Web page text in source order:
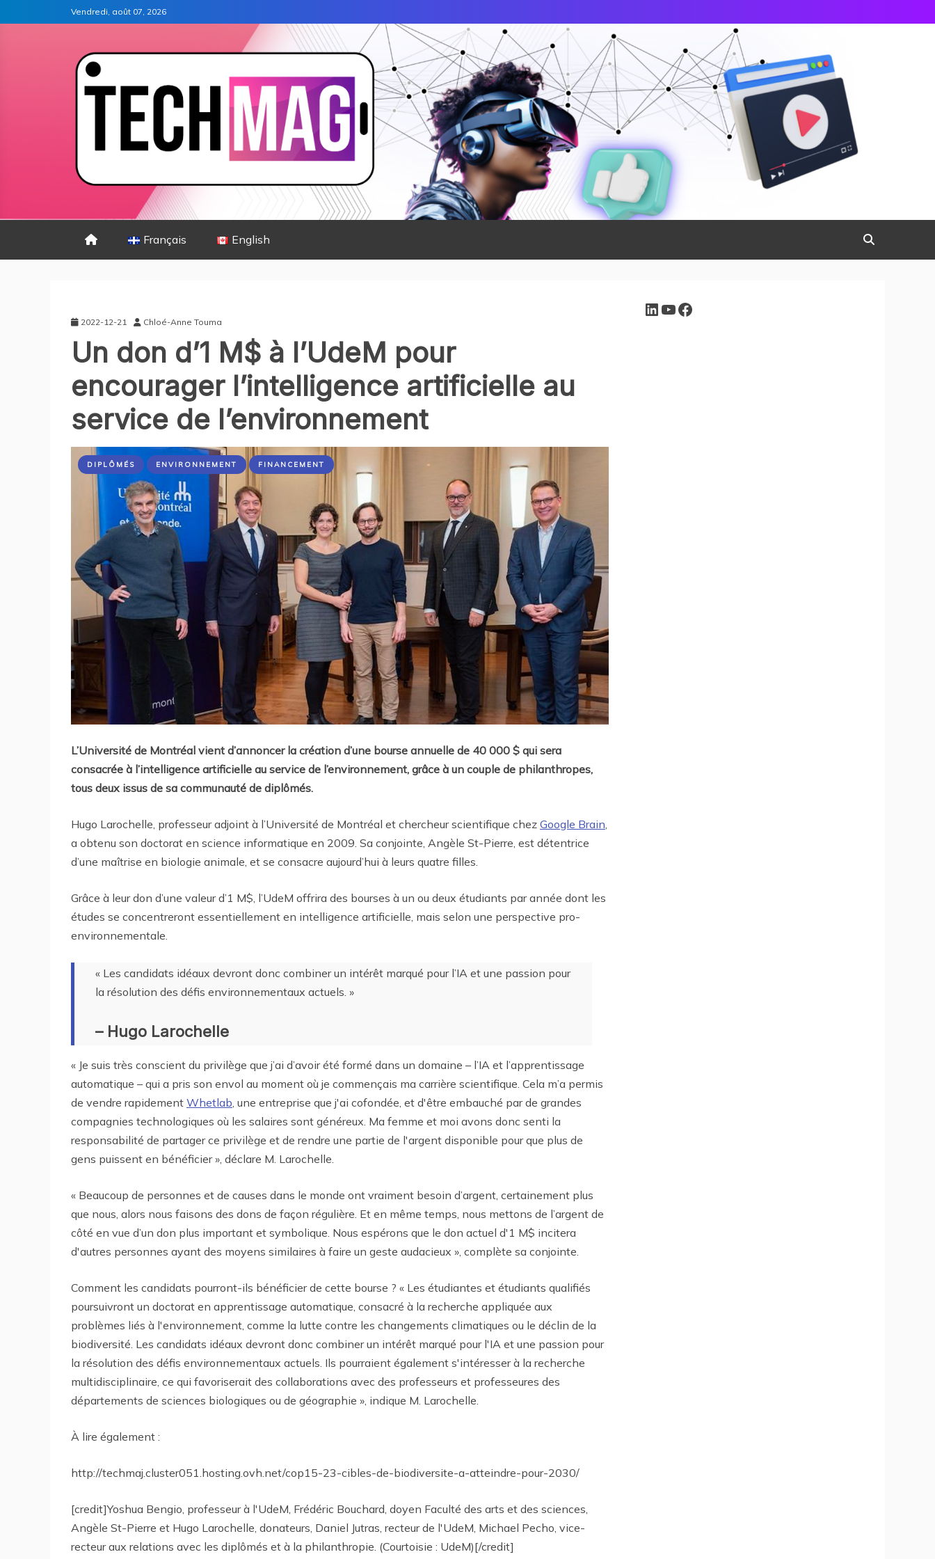
Vendredi, août 07, 2026
Français English
2022-12-21 Chloé-Anne Touma
Un don d’1 M$ à l’UdeM pour
encourager l’intelligence artificielle au
service de l’environnement
DIPLÔMÉS ENVIRONNEMENT FINANCEMENT
L’Université de Montréal vient d’annoncer la création d’une bourse annuelle de 40 000 $ qui sera
consacrée à l’intelligence artificielle au service de l’environnement, grâce à un couple de philanthropes,
tous deux issus de sa communauté de diplômés.
Hugo Larochelle, professeur adjoint à l’Université de Montréal et chercheur scientifique chez Google Brain,
a obtenu son doctorat en science informatique en 2009. Sa conjointe, Angèle St-Pierre, est détentrice
d’une maîtrise en biologie animale, et se consacre aujourd’hui à leurs quatre filles.
Grâce à leur don d’une valeur d’1 M$, l’UdeM offrira des bourses à un ou deux étudiants par année dont les
études se concentreront essentiellement en intelligence artificielle, mais selon une perspective pro-
environnementale.
« Les candidats idéaux devront donc combiner un intérêt marqué pour l’IA et une passion pour
la résolution des défis environnementaux actuels. »
– Hugo Larochelle
« Je suis très conscient du privilège que j’ai d’avoir été formé dans un domaine – l’IA et l’apprentissage
automatique – qui a pris son envol au moment où je commençais ma carrière scientifique. Cela m’a permis
de vendre rapidement Whetlab, une entreprise que j'ai cofondée, et d'être embauché par de grandes
compagnies technologiques où les salaires sont généreux. Ma femme et moi avons donc senti la
responsabilité de partager ce privilège et de rendre une partie de l'argent disponible pour que plus de
gens puissent en bénéficier », déclare M. Larochelle.
« Beaucoup de personnes et de causes dans le monde ont vraiment besoin d’argent, certainement plus
que nous, alors nous faisons des dons de façon régulière. Et en même temps, nous mettons de l’argent de
côté en vue d’un don plus important et symbolique. Nous espérons que le don actuel d'1 M$ incitera
d'autres personnes ayant des moyens similaires à faire un geste audacieux », complète sa conjointe.
Comment les candidats pourront-ils bénéficier de cette bourse ? « Les étudiantes et étudiants qualifiés
poursuivront un doctorat en apprentissage automatique, consacré à la recherche appliquée aux
problèmes liés à l'environnement, comme la lutte contre les changements climatiques ou le déclin de la
biodiversité. Les candidats idéaux devront donc combiner un intérêt marqué pour l'IA et une passion pour
la résolution des défis environnementaux actuels. Ils pourraient également s'intéresser à la recherche
multidisciplinaire, ce qui favoriserait des collaborations avec des professeurs et professeures des
départements de sciences biologiques ou de géographie », indique M. Larochelle.
À lire également :
http://techmaj.cluster051.hosting.ovh.net/cop15-23-cibles-de-biodiversite-a-atteindre-pour-2030/
[credit]Yoshua Bengio, professeur à l'UdeM, Frédéric Bouchard, doyen Faculté des arts et des sciences,
Angèle St-Pierre et Hugo Larochelle, donateurs, Daniel Jutras, recteur de l'UdeM, Michael Pecho, vice-
recteur aux relations avec les diplômés et à la philanthropie. (Courtoisie : UdeM)[/credit]